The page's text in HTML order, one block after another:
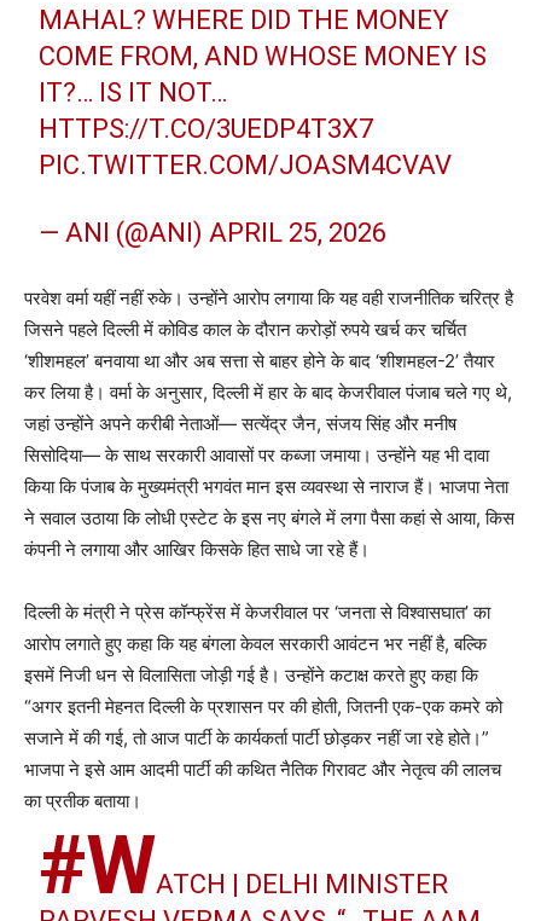
MAHAL? WHERE DID THE MONEY
COME FROM, AND WHOSE MONEY IS
IT?… IS IT NOT…
HTTPS://T.CO/3UEDP4T3X7
PIC.TWITTER.COM/JOASM4CVAV
— ANI (@ANI) APRIL 25, 2026
परवेश वर्मा यहीं नहीं रुके। उन्होंने आरोप लगाया कि यह वही राजनीतिक चरित्र है
जिसने पहले दिल्ली में कोविड काल के दौरान करोड़ों रुपये खर्च कर चर्चित
‘शीशमहल’ बनवाया था और अब सत्ता से बाहर होने के बाद ‘शीशमहल-2’ तैयार
कर लिया है। वर्मा के अनुसार, दिल्ली में हार के बाद केजरीवाल पंजाब चले गए थे,
जहां उन्होंने अपने करीबी नेताओं— सत्येंद्र जैन, संजय सिंह और मनीष
सिसोदिया— के साथ सरकारी आवासों पर कब्जा जमाया। उन्होंने यह भी दावा
किया कि पंजाब के मुख्यमंत्री भगवंत मान इस व्यवस्था से नाराज हैं। भाजपा नेता
ने सवाल उठाया कि लोधी एस्टेट के इस नए बंगले में लगा पैसा कहां से आया, किस
कंपनी ने लगाया और आखिर किसके हित साधे जा रहे हैं।
दिल्ली के मंत्री ने प्रेस कॉन्फ्रेंस में केजरीवाल पर ‘जनता से विश्वासघात’ का
आरोप लगाते हुए कहा कि यह बंगला केवल सरकारी आवंटन भर नहीं है, बल्कि
इसमें निजी धन से विलासिता जोड़ी गई है। उन्होंने कटाक्ष करते हुए कहा कि
“अगर इतनी मेहनत दिल्ली के प्रशासन पर की होती, जितनी एक-एक कमरे को
सजाने में की गई, तो आज पार्टी के कार्यकर्ता पार्टी छोड़कर नहीं जा रहे होते।”
भाजपा ने इसे आम आदमी पार्टी की कथित नैतिक गिरावट और नेतृत्व की लालच
का प्रतीक बताया।
#WATCH | DELHI MINISTER